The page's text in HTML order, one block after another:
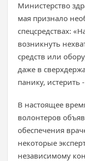
Министерство
мая признало
спецсредствах:
возникнуть
средств или
даже в
панику, истерить
В настоящее
волонтеров
обеспечения
некоторые
независимому